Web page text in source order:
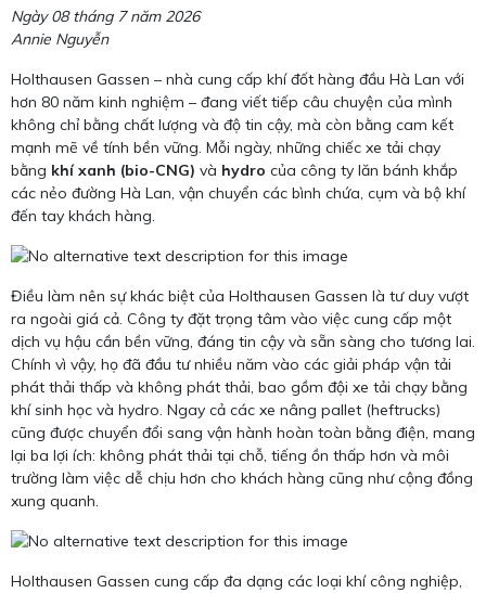
Ngày 08 tháng 7 năm 2026
Annie Nguyễn
Holthausen Gassen – nhà cung cấp khí đốt hàng đầu Hà Lan với
hơn 80 năm kinh nghiệm – đang viết tiếp câu chuyện của mình
không chỉ bằng chất lượng và độ tin cậy, mà còn bằng cam kết
mạnh mẽ về tính bền vững. Mỗi ngày, những chiếc xe tải chạy
bằng khí xanh (bio-CNG) và hydro của công ty lăn bánh khắp
các nẻo đường Hà Lan, vận chuyển các bình chứa, cụm và bộ khí
đến tay khách hàng.
Điều làm nên sự khác biệt của Holthausen Gassen là tư duy vượt
ra ngoài giá cả. Công ty đặt trọng tâm vào việc cung cấp một
dịch vụ hậu cần bền vững, đáng tin cậy và sẵn sàng cho tương lai.
Chính vì vậy, họ đã đầu tư nhiều năm vào các giải pháp vận tải
phát thải thấp và không phát thải, bao gồm đội xe tải chạy bằng
khí sinh học và hydro. Ngay cả các xe nâng pallet (heftrucks)
cũng được chuyển đổi sang vận hành hoàn toàn bằng điện, mang
lại ba lợi ích: không phát thải tại chỗ, tiếng ồn thấp hơn và môi
trường làm việc dễ chịu hơn cho khách hàng cũng như cộng đồng
xung quanh.
Holthausen Gassen cung cấp đa dạng các loại khí công nghiệp,